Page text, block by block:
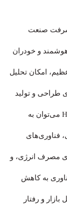
صنعت
و خودران
امکان تحلیل
طراحی و تولید
خودرو را فراهم می‌کند. از کاربردهای برجسته HPC می‌توان به
فناوری‌های
مصرف انرژی، و
به کاهش
و رفتار